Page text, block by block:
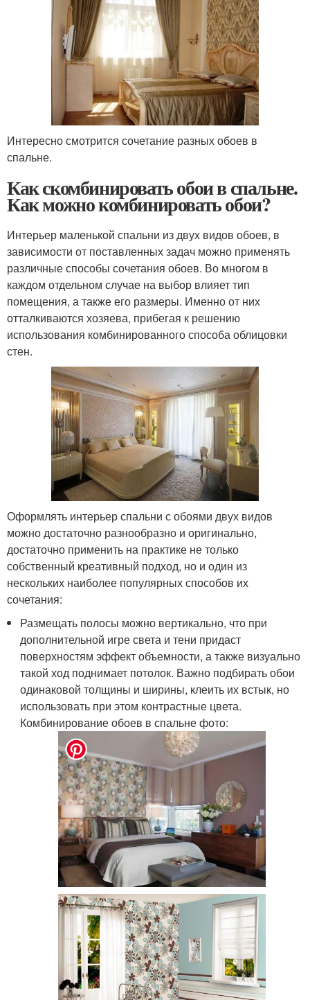
Интересно смотрится сочетание разных обоев в
спальне.
Как скомбинировать обои в спальне.
Как можно комбинировать обои?
Интерьер маленькой спальни из двух видов обоев, в
зависимости от поставленных задач можно применять
различные способы сочетания обоев. Во многом в
каждом отдельном случае на выбор влияет тип
помещения, а также его размеры. Именно от них
отталкиваются хозяева, прибегая к решению
использования комбинированного способа облицовки
стен.
Оформлять интерьер спальни с обоями двух видов
можно достаточно разнообразно и оригинально,
достаточно применить на практике не только
собственный креативный подход, но и один из
нескольких наиболее популярных способов их
сочетания:
Размещать полосы можно вертикально, что при
дополнительной игре света и тени придаст
поверхностям эффект объемности, а также визуально
такой ход поднимает потолок. Важно подбирать обои
одинаковой толщины и ширины, клеить их встык, но
использовать при этом контрастные цвета.
Комбинирование обоев в спальне фото: